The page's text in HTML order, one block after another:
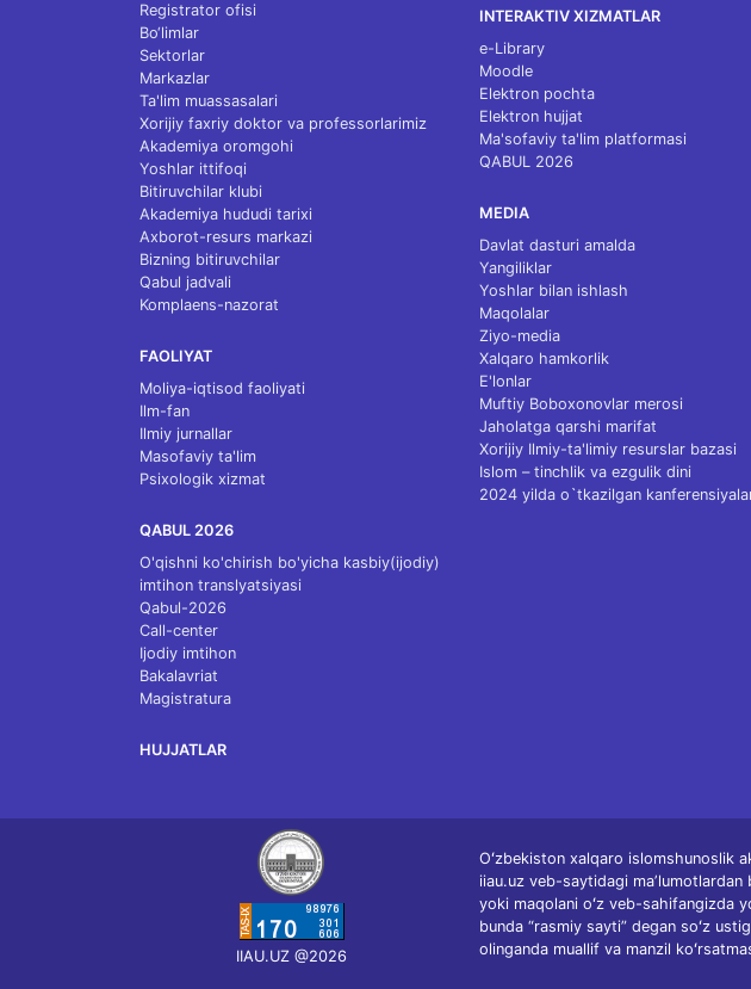
Registrator ofisi
Bo‘limlar
Sektorlar
Markazlar
Ta'lim muassasalari
Xorijiy faxriy doktor va professorlarimiz
Akademiya oromgohi
Yoshlar ittifoqi
Bitiruvchilar klubi
Akademiya hududi tarixi
Axborot-resurs markazi
Bizning bitiruvchilar
Qabul jadvali
Komplaens-nazorat
FAOLIYAT
Moliya-iqtisod faoliyati
Ilm-fan
Ilmiy jurnallar
Masofaviy ta'lim
Psixologik xizmat
QABUL 2026
O'qishni ko'chirish bo'yicha kasbiy(ijodiy)
imtihon translyatsiyasi
Qabul-2026
Call-center
Ijodiy imtihon
Bakalavriat
Magistratura
HUJJATLAR
INTERAKTIV XIZMATLAR
e-Library
Moodle
Elektron pochta
Elektron hujjat
Ma'sofaviy ta'lim platformasi
QABUL 2026
MEDIA
Davlat dasturi amalda
Yangiliklar
Yoshlar bilan ishlash
Maqolalar
Ziyo-media
Xalqaro hamkorlik
E'lonlar
Muftiy Boboxonovlar merosi
Jaholatga qarshi marifat
Xorijiy Ilmiy-ta'limiy resurslar bazasi
Islom – tinchlik va ezgulik dini
2024 yilda o`tkazilgan
IIAU.UZ @2026
Oʻzbekiston xalqaro islomshunoslik
iiau.uz veb-saytidagi
yoki maqolani oʻz veb-sahifangizda
bunda “rasmiy sayti” degan soʻz
olinganda muallif va manzil